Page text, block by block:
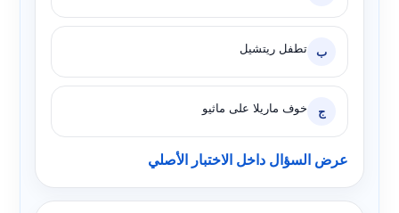
ب تطفل ريتشيل
ج خوف ماريلا على ماثيو
عرض السؤال داخل الاختبار الأصلي